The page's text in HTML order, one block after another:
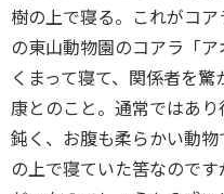
樹の上で寝る。これがコ
の東山動物園のコアラ「
くまって寝て、関係者を
康とのこと。通常ではあ
鈍く、お腹も柔らかい動
の上で寝ていた筈なので